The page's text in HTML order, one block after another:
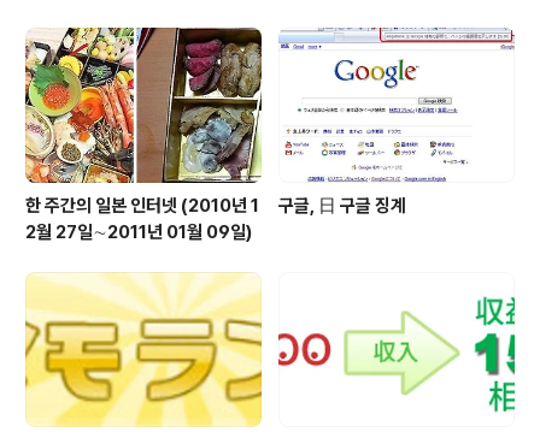
한 주간의 일본 인터넷 (2010년 1
2월 27일∼2011년 01월 09일)
구글, 日 구글 징계